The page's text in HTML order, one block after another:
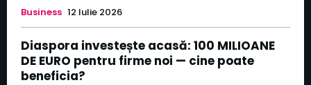
Business 12 Iulie 2026
Diaspora investește acasă: 100 MILIOANE
DE EURO pentru firme noi — cine poate
beneficia?